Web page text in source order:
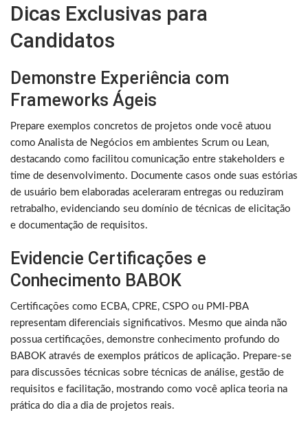
Dicas Exclusivas para
Candidatos
Demonstre Experiência com
Frameworks Ágeis
Prepare exemplos concretos de projetos onde você atuou
como Analista de Negócios em ambientes Scrum ou Lean,
destacando como facilitou comunicação entre stakeholders e
time de desenvolvimento. Documente casos onde suas estórias
de usuário bem elaboradas aceleraram entregas ou reduziram
retrabalho, evidenciando seu domínio de técnicas de elicitação
e documentação de requisitos.
Evidencie Certificações e
Conhecimento BABOK
Certificações como ECBA, CPRE, CSPO ou PMI-PBA
representam diferenciais significativos. Mesmo que ainda não
possua certificações, demonstre conhecimento profundo do
BABOK através de exemplos práticos de aplicação. Prepare-se
para discussões técnicas sobre técnicas de análise, gestão de
requisitos e facilitação, mostrando como você aplica teoria na
prática do dia a dia de projetos reais.